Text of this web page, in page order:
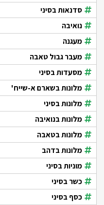
סדנאות בסיני
נואיבה
מעגנה
מעבר גבול טאבה
מסעדות בסיני
מלונות בשארם א-שייח'
מלונות בסיני
מלונות בנואיבה
מלונות בטאבה
מלונות בדהב
מוניות בסיני
כשר בסיני
כסף בסיני